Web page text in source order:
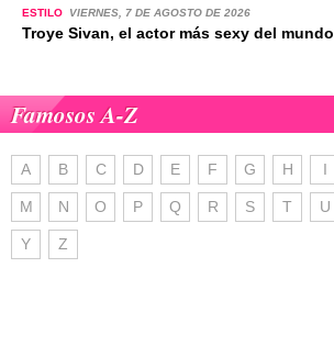
ESTILO VIERNES, 7 DE AGOSTO DE 2026
Troye Sivan, el actor más sexy del mundo
Famosos A-Z
A B C D E F G H I
M N O P Q R S T U
Y Z